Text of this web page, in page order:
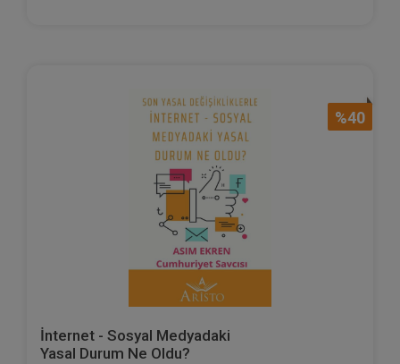
%40
İnternet - Sosyal Medyadaki
Yasal Durum Ne Oldu?